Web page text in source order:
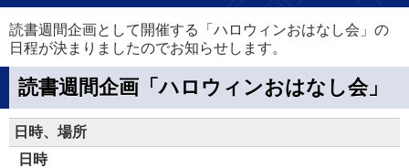
読書週間企画として開催する「ハロウィンおはなし会」の
日程が決まりましたのでお知らせします。
読書週間企画「ハロウィンおはなし会」
日時、場所
日時